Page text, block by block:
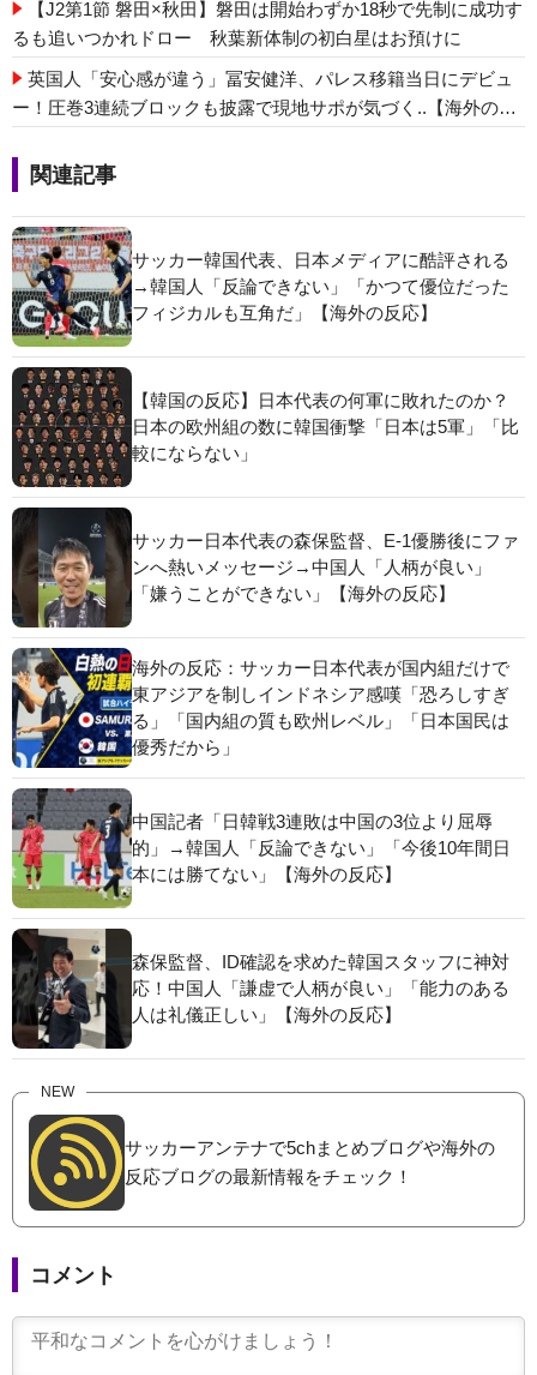
【J2第1節 磐田×秋田】磐田は開始わずか18秒で先制に成功す
るも追いつかれドロー 秋葉新体制の初白星はお預けに
英国人「安心感が違う」冨安健洋、パレス移籍当日にデビュ
ー！圧巻3連続ブロックも披露で現地サポが気づく..【海外の反
関連記事
サッカー韓国代表、日本メディアに酷評される
→韓国人「反論できない」「かつて優位だった
フィジカルも互角だ」【海外の反応】
【韓国の反応】日本代表の何軍に敗れたのか？
日本の欧州組の数に韓国衝撃「日本は5軍」「比
較にならない」
サッカー日本代表の森保監督、E-1優勝後にファ
ンへ熱いメッセージ→中国人「人柄が良い」
「嫌うことができない」【海外の反応】
海外の反応：サッカー日本代表が国内組だけで
東アジアを制しインドネシア感嘆「恐ろしすぎ
る」「国内組の質も欧州レベル」「日本国民は
優秀だから」
中国記者「日韓戦3連敗は中国の3位より屈辱
的」→韓国人「反論できない」「今後10年間日
本には勝てない」【海外の反応】
森保監督、ID確認を求めた韓国スタッフに神対
応！中国人「謙虚で人柄が良い」「能力のある
人は礼儀正しい」【海外の反応】
NEW
サッカーアンテナで5chまとめブログや海外の
反応ブログの最新情報をチェック！
コメント